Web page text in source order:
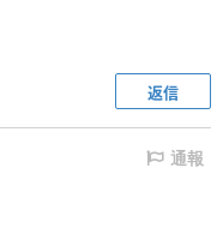
返信
通報